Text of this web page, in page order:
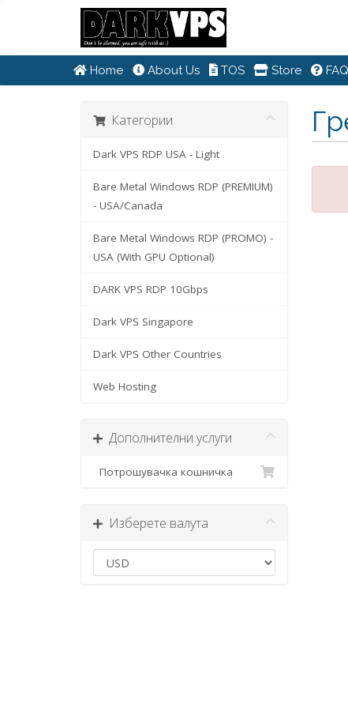
Home About Us TOS Store FAQ
Категории
Dark VPS RDP USA - Light
Bare Metal Windows RDP (PREMIUM)
- USA/Canada
Bare Metal Windows RDP (PROMO) -
USA (With GPU Optional)
DARK VPS RDP 10Gbps
Dark VPS Singapore
Dark VPS Other Countries
Web Hosting
Дополнителни услуги
Потрошувачка кошничка
Изберете валута